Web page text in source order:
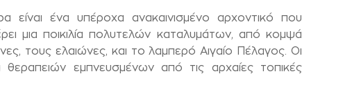
ένα υπέροχα ανακαινισμένο αρχοντικό που
μια ποικιλία πολυτελών καταλυμάτων, από κομψά
τους ελαιώνες, και το λαμπερό Αιγαίο Πέλαγος. Οι
εμπνευσμένων από τις αρχαίες τοπικές